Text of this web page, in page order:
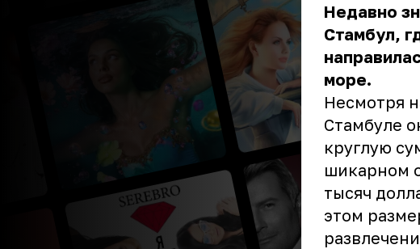
Недавно
Стамбул,
море.
Несмотря
Стамбуле
круглую
шикарном
тысяч
этом